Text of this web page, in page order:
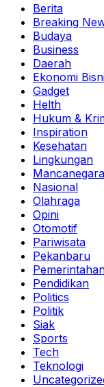
Berita
Breaking
Budaya
Business
Daerah
Ekonomi
Gadget
Helth
Hukum &
Inspiration
Kesehatan
Lingkungan
Mancanegara
Nasional
Olahraga
Opini
Otomotif
Pariwisata
Pekanbaru
Pendidikan
Politics
Politik
Siak
Sports
Tech
Teknologi